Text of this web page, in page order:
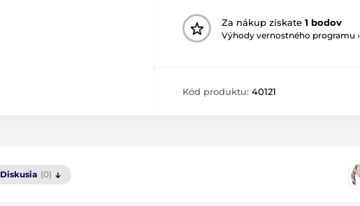
Za nákup získate 1 bodov
Výhody vernostného programu ›
Kód produktu: 40121
Diskusia (0)